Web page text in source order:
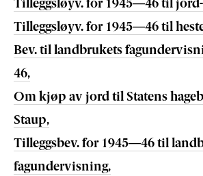
Tilleggsløyv. for 1945—46 til
Tilleggsløyv. for 1945—46 til
Bev. til landbrukets
46,
Om kjøp av jord til Statens
Staup,
Tilleggsbev. for 1945—46 til
fagundervisning,